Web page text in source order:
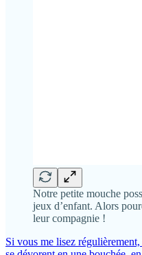
Notre petite mouche
jeux d’enfant. Alors
leur compagnie !
Si vous me lisez